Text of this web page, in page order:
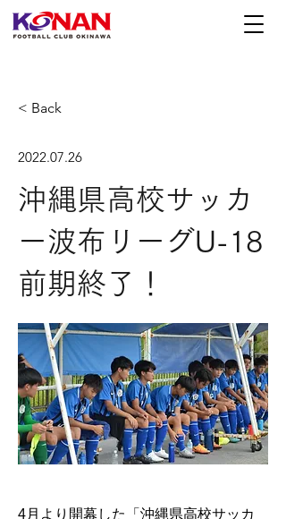
< Back
2022.07.26
沖縄県高校サッカ
ー波布リーグU-18
前期終了！
4月より開幕した「沖縄県高校サッカ